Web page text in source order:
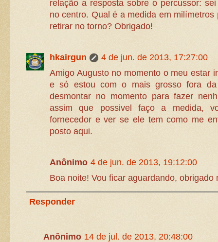
relação a resposta sobre o percussor:
no centro. Qual é a medida em milímetros
retirar no torno? Obrigado!
hkairgun
4 de jun. de 2013, 17:27:00
Amigo Augusto no momento o meu estar
e só estou com o mais grosso fora
desmontar no momento para fazer
assim que possivel faço a medida,
fornecedor e ver se ele tem como me
posto aqui.
Anônimo 4 de jun. de 2013, 19:12:00
Boa noite! Vou ficar aguardando, obrigado
Responder
Anônimo 14 de jul. de 2013, 20:48:00